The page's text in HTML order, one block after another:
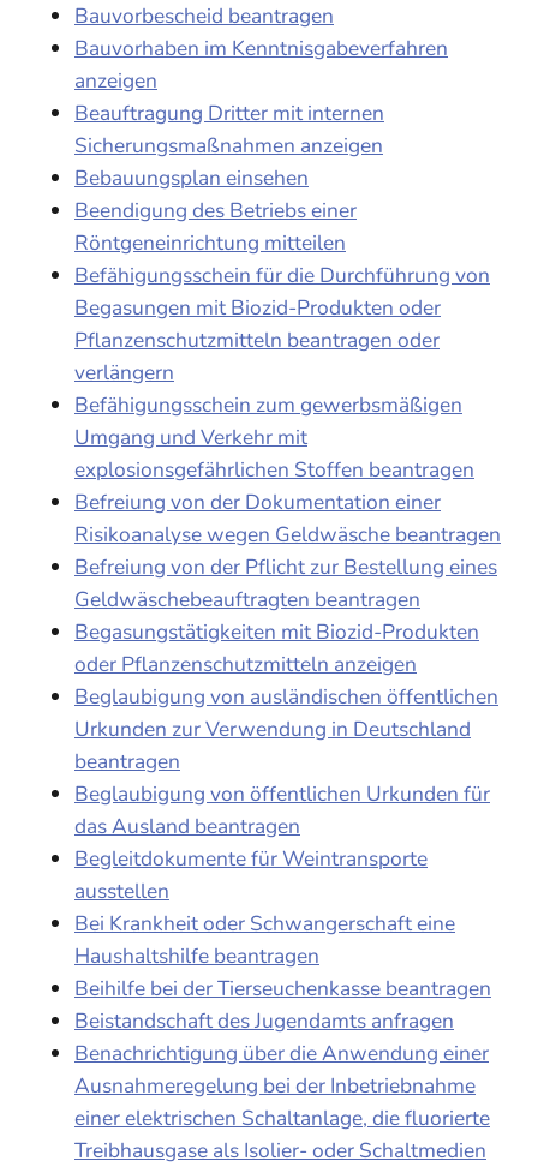
Bauvorbescheid beantragen
Bauvorhaben im Kenntnisgabeverfahren
anzeigen
Beauftragung Dritter mit internen
Sicherungsmaßnahmen anzeigen
Bebauungsplan einsehen
Beendigung des Betriebs einer
Röntgeneinrichtung mitteilen
Befähigungsschein für die Durchführung von
Begasungen mit Biozid-Produkten oder
Pflanzenschutzmitteln beantragen oder
verlängern
Befähigungsschein zum gewerbsmäßigen
Umgang und Verkehr mit
explosionsgefährlichen Stoffen beantragen
Befreiung von der Dokumentation einer
Risikoanalyse wegen Geldwäsche beantragen
Befreiung von der Pflicht zur Bestellung eines
Geldwäschebeauftragten beantragen
Begasungstätigkeiten mit Biozid-Produkten
oder Pflanzenschutzmitteln anzeigen
Beglaubigung von ausländischen öffentlichen
Urkunden zur Verwendung in Deutschland
beantragen
Beglaubigung von öffentlichen Urkunden für
das Ausland beantragen
Begleitdokumente für Weintransporte
ausstellen
Bei Krankheit oder Schwangerschaft eine
Haushaltshilfe beantragen
Beihilfe bei der Tierseuchenkasse beantragen
Beistandschaft des Jugendamts anfragen
Benachrichtigung über die Anwendung einer
Ausnahmeregelung bei der Inbetriebnahme
einer elektrischen Schaltanlage, die fluorierte
Treibhausgase als Isolier- oder Schaltmedien